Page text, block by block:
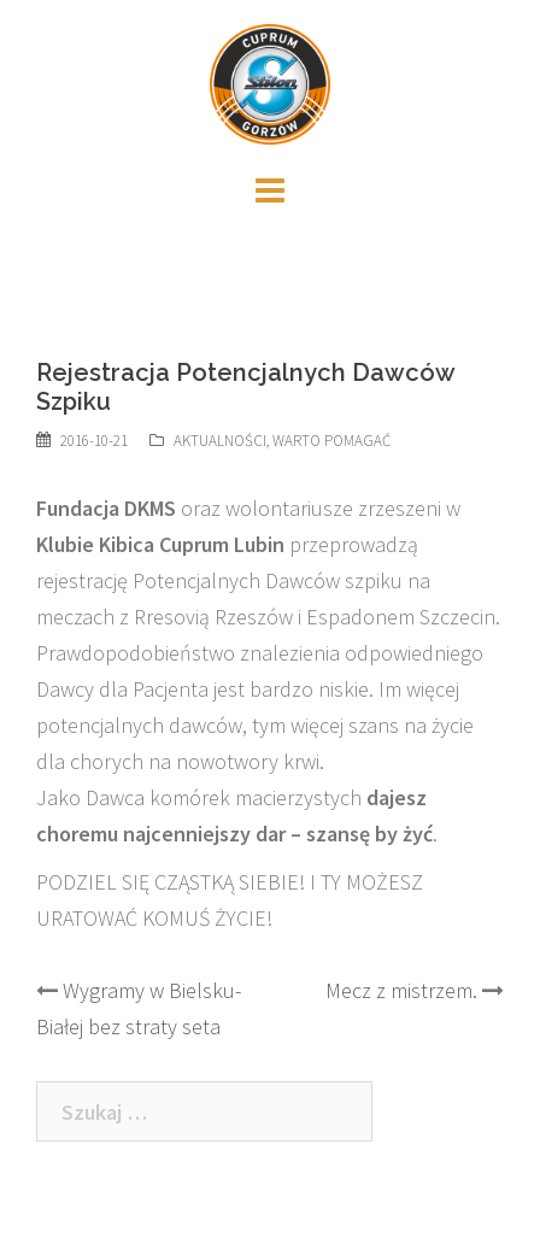
Rejestracja Potencjalnych Dawców
Szpiku
2016-10-21 AKTUALNOŚCI,WARTO POMAGAĆ
Fundacja DKMS oraz wolontariusze zrzeszeni w
Klubie Kibica Cuprum Lubin przeprowadzą
rejestrację Potencjalnych Dawców szpiku na
meczach z Rresovią Rzeszów i Espadonem Szczecin.
Prawdopodobieństwo znalezienia odpowiedniego
Dawcy dla Pacjenta jest bardzo niskie. Im więcej
potencjalnych dawców, tym więcej szans na życie
dla chorych na nowotwory krwi.
Jako Dawca komórek macierzystych dajesz
choremu najcenniejszy dar – szansę by żyć.
PODZIEL SIĘ CZĄSTKĄ SIEBIE! I TY MOŻESZ
URATOWAĆ KOMUŚ ŻYCIE!
Post
navigation
Wygramy w Bielsku-
Białej bez straty seta
Mecz z mistrzem.
Szukaj: